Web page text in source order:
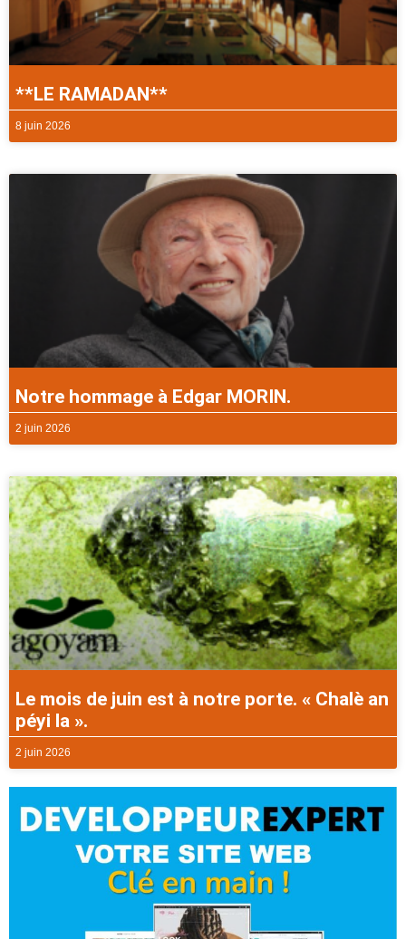
**LE RAMADAN**
8 juin 2026
Notre hommage à Edgar MORIN.
2 juin 2026
Le mois de juin est à notre porte. « Chalè an
péyi la ».
2 juin 2026